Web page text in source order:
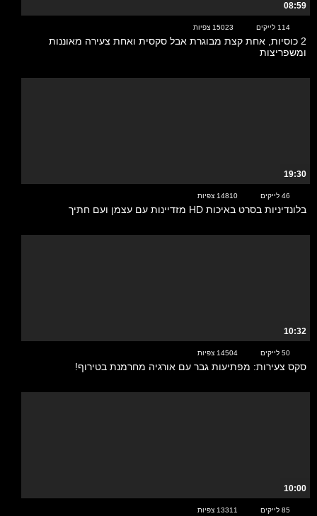
08:59
114 לייקים 15023 צפיות
2 כוסיות, אחת קצת מבוגרת אבל סקסית ואחת צעירה מאוננות
ומשפריצות
19:30
46 לייקים 14810 צפיות
בלונדיניות בסרט באיכות HD מזדיינות עם עצמן ועם חתיך
10:32
50 לייקים 14504 צפיות
סקס צעירות: מפתיעות גבר עם אורגיה מחרמנת בטירוף!
10:00
85 לייקים 13311 צפיות